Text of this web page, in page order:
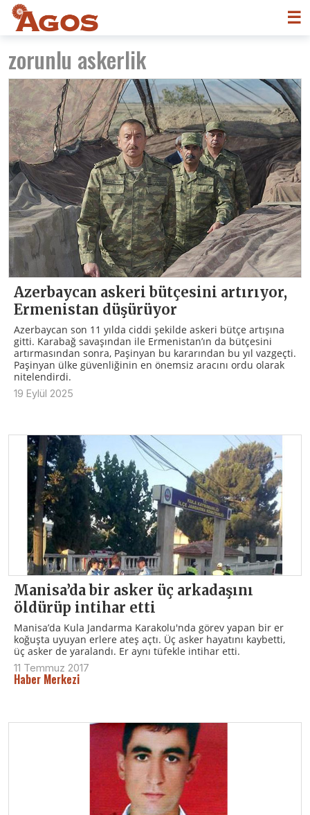
☰
zorunlu askerlik
Azerbaycan askeri bütçesini artırıyor,
Ermenistan düşürüyor
Azerbaycan son 11 yılda ciddi şekilde askeri bütçe artışına
gitti. Karabağ savaşından ile Ermenistan’ın da bütçesini
artırmasından sonra, Paşinyan bu kararından bu yıl vazgeçti.
Paşinyan ülke güvenliğinin en önemsiz aracını ordu olarak
nitelendirdi.
19 Eylül 2025
Manisa’da bir asker üç arkadaşını
öldürüp intihar etti
Manisa’da Kula Jandarma Karakolu'nda görev yapan bir er
koğuşta uyuyan erlere ateş açtı. Üç asker hayatını kaybetti,
üç asker de yaralandı. Er aynı tüfekle intihar etti.
11 Temmuz 2017
Haber Merkezi